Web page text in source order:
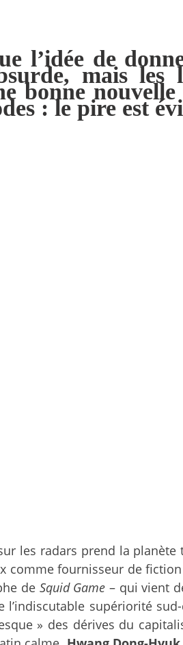
l’idée de
mais les
bonne
: le pire est
les radars prend la
fournisseur de
de Squid Game – qui vient
supériorité
» des dérives du